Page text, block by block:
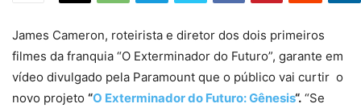
James Cameron, roteirista e diretor dos dois primeiros
filmes da franquia “O Exterminador do Futuro”, garante em
vídeo divulgado pela Paramount que o público vai curtir o
novo projeto “O Exterminador do Futuro: Gênesis“. “Se